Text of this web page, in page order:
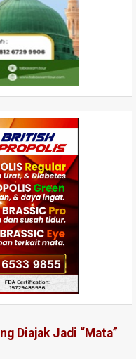
Diajak Jadi “Mata”